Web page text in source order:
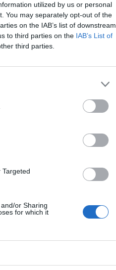
utilized by us or personal
You may separately opt-out of the
on the IAB’s list of downstream
to third parties on the IAB’s List of
third parties.
or Sharing
for which it
do domu. Dziewczynka
2 lat, pochodząc z Ukrainy.